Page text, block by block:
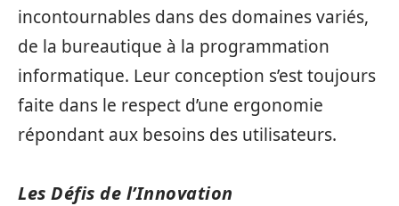
incontournables dans des domaines variés,
de la bureautique à la programmation
informatique. Leur conception s’est toujours
faite dans le respect d’une ergonomie
répondant aux besoins des utilisateurs.
Les Défis de l’Innovation